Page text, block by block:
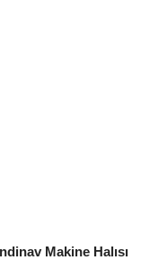
Makine Halısı